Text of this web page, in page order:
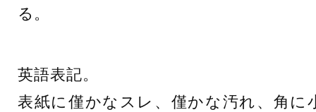
る。
英語表記。
表紙に僅かなスレ、僅かな汚れ、角に